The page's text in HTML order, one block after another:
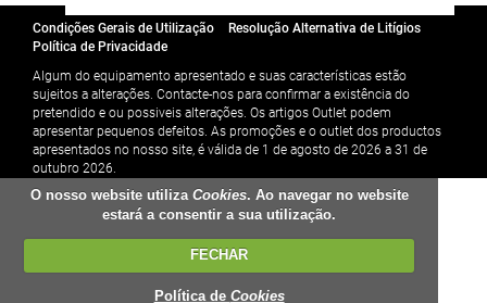
Condições Gerais de Utilização
Resolução Alternativa de Litígios
Política de Privacidade
Algum do equipamento apresentado e suas características estão
sujeitos a alterações. Contacte-nos para confirmar a existência do
pretendido e ou possiveis alterações. Os artigos Outlet podem
apresentar pequenos defeitos. As promoções e o outlet dos productos
apresentados no nosso site, é válida de 1 de agosto de 2026 a 31 de
outubro 2026.
O nosso website utiliza Cookies. Ao navegar no website
estará a consentir a sua utilização.
FECHAR
Política de Cookies